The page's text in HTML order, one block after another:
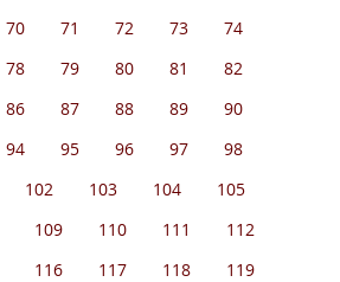
70 71 72 73
74
78 79 80 81
82
86 87 88 89
90
94 95 96 97
98
102 103 104
105
109 110 111
112
116 117 118
119